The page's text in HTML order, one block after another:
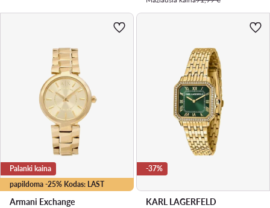
papildoma -25% Kodas: LAST
Palanki kaina
Armani Exchange
-37%
KARL LAGERFELD